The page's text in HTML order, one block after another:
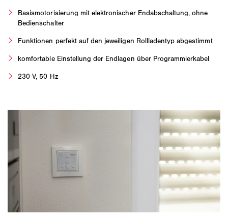
Basismotorisierung mit elektronischer Endabschaltung, ohne
Bedienschalter
Funktionen perfekt auf den jeweiligen Rollladentyp abgestimmt
komfortable Einstellung der Endlagen über Programmierkabel
230 V, 50 Hz